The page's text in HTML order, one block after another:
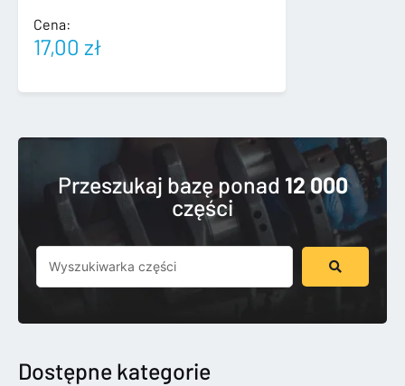
Cena:
17,00 zł
Przeszukaj bazę ponad 12 000
części
Szukaj
Dostępne kategorie